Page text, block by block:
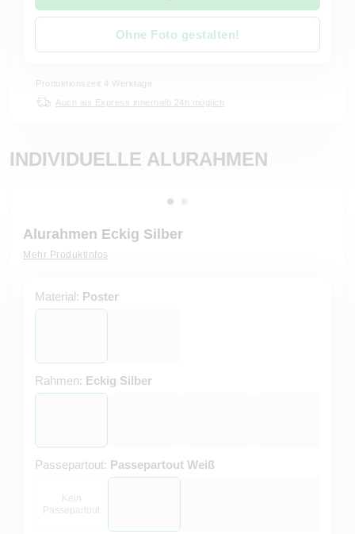
Ohne Foto gestalten!
Produktionszeit 4 Werktage
Auch als Express innerhalb 24h möglich
INDIVIDUELLE ALURAHMEN
Alurahmen Eckig Silber
Mehr Produktinfos
Material: Poster
Rahmen: Eckig Silber
Passepartout: Passepartout Weiß
Kein
Passepartout